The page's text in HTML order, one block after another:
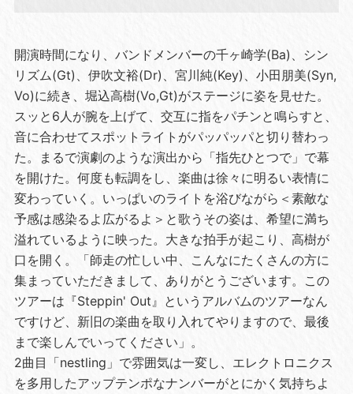
開演時間になり、バンドメンバーの千ヶ崎学(Ba)、シン
リズム(Gt)、伊吹文裕(Dr)、宮川純(Key)、小田朋美(Syn,
Vo)に続き、堀込高樹(Vo,Gt)がステージに姿を見せた。
スッと6人が腕を上げて、交互に指をパチンと鳴らすと、
音に合わせてスポットライトがパッパッパと切り替わっ
た。まるで演劇のような演出から「指先ひとつで」で幕
を開けた。何度も転調をし、楽曲は徐々に明るい表情に
変わっていく。いっぱいのライトを浴びながら＜素敵な
予感は感染るよ広がるよ＞と歌うその姿は、希望に満ち
溢れているように映った。大きな拍手が起こり、高樹が
口を開く。「師走の忙しい中、こんなにたくさんの方に
集まっていただきまして、ありがとうございます。この
ツアーは『Steppin' Out』というアルバムのツアーなん
ですけど、新旧の楽曲を取り入れてやりますので、最後
まで楽しんでいってください」。
2曲目「nestling」で雰囲気は一変し、エレクトロニクス
を多用したアップテンポなナンバーがとにかく気持ちよ